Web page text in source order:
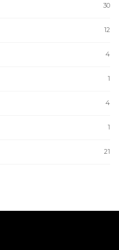
30
12
4
1
4
1
21